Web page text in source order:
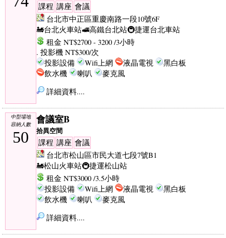
課程 講座 會議
台北市中正區重慶南路一段10號6F
🚂台北火車站🚅高鐵台北站🚇捷運台北車站
租金 NT$2700 - 3200 /3小時
. 投影機 NT$300/次
投影設備
Wifi上網 液晶電視
黑白板
飲水機
喇叭
麥克風
詳細資料....
中型場地
容納人數
50
會議室B
拾異空間
課程 講座 會議
台北市松山區市民大道七段7號B1
🚂松山火車站🚇捷運松山站
租金 NT$3000 /3.5小時
投影設備
Wifi上網 液晶電視
黑白板
飲水機
喇叭
麥克風
詳細資料....